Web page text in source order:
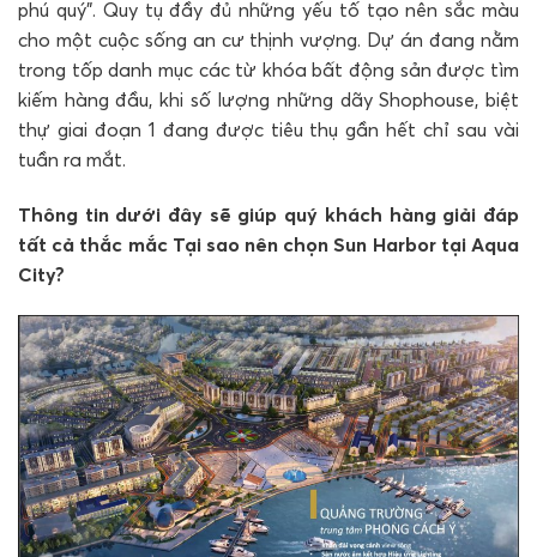
phú quý”. Quy tụ đầy đủ những yếu tố tạo nên sắc màu
cho một cuộc sống an cư thịnh vượng. Dự án đang nằm
trong tốp danh mục các từ khóa bất động sản được tìm
kiếm hàng đầu, khi số lượng những dãy Shophouse, biệt
thự giai đoạn 1 đang được tiêu thụ gần hết chỉ sau vài
tuần ra mắt.
Thông tin dưới đây sẽ giúp quý khách hàng giải đáp
tất cả thắc mắc Tại sao nên chọn Sun Harbor tại Aqua
City?